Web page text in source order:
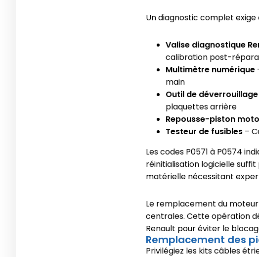
Un diagnostic complet exige
Valise diagnostique
calibration post-
Multimètre numérique
main
Outil de
plaquettes arrière
Repousse-piston
Testeur de fusibles –
Les codes P0571 à P0574
réinitialisation logicielle suffit
matérielle nécessitant
Le remplacement du
centrales. Cette opération
Renault pour éviter le
Remplacement des
Privilégiez les kits câbles